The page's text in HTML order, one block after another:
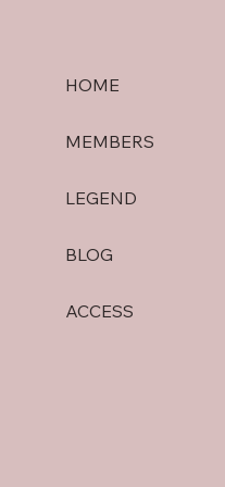
HOME
MEMBERS
LEGEND
BLOG
ACCESS